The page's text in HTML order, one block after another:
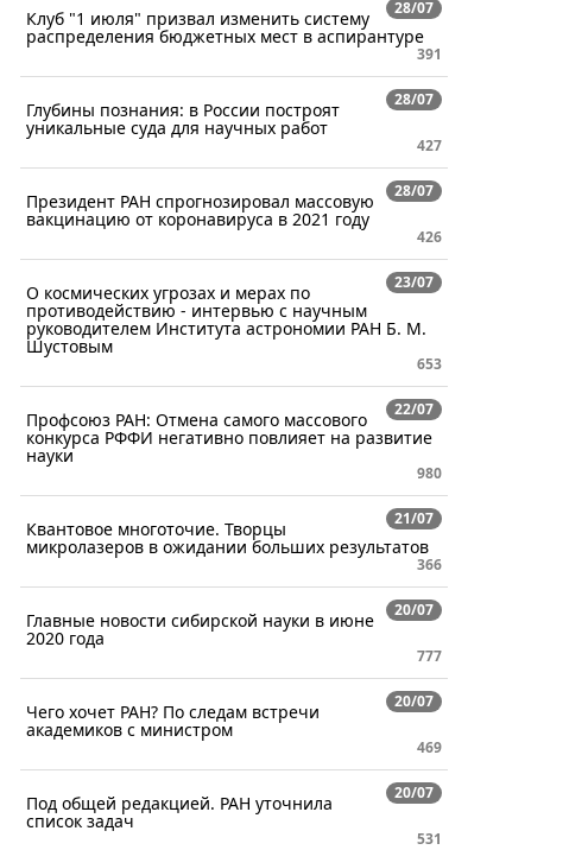
28/07
Клуб "1 июля" призвал изменить систему
распределения бюджетных мест в аспирантуре
391
28/07
Глубины познания: в России построят
уникальные суда для научных работ
427
28/07
Президент РАН спрогнозировал массовую
вакцинацию от коронавируса в 2021 году
426
23/07
О космических угрозах и мерах по
противодействию - интервью с научным
руководителем Института астрономии РАН Б. М.
Шустовым
653
22/07
Профсоюз РАН: Отмена самого массового
конкурса РФФИ негативно повлияет на развитие
науки
980
21/07
Квантовое многоточие. Творцы
микролазеров в ожидании больших результатов
366
20/07
Главные новости сибирской науки в июне
2020 года
777
20/07
Чего хочет РАН? По следам встречи
академиков с министром
469
20/07
Под общей редакцией. РАН уточнила
список задач
531